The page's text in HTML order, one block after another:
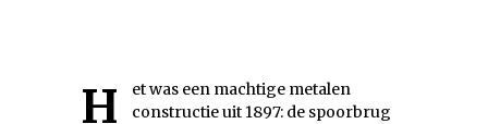
Het was een machtige metalen
constructie uit 1897: de spoorbrug